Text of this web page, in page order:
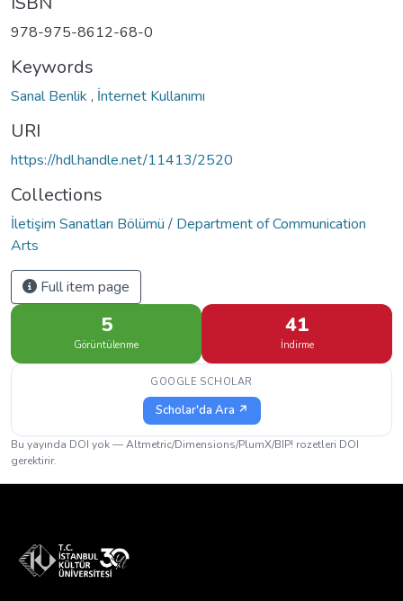
978-975-8612-68-0
Keywords
Sanal Benlik , İnternet Kullanımı
URI
https://hdl.handle.net/11413/2520
Collections
İletişim Sanatları Bölümü / Department of Communication
Arts
Full item page
5
Görüntülenme
41
İndirme
GOOGLE SCHOLAR
Scholar'da Ara ↗
Bu yayında DOI yok — Altmetric/Dimensions/PlumX/BIP! rozetleri DOI
gerektirir.